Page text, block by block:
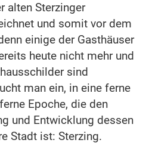
alten Sterzinger
und somit vor dem
einige der Gasthäuser
heute nicht mehr und
sind
man ein, in eine ferne
Epoche, die den
und Entwicklung dessen
Stadt ist: Sterzing.